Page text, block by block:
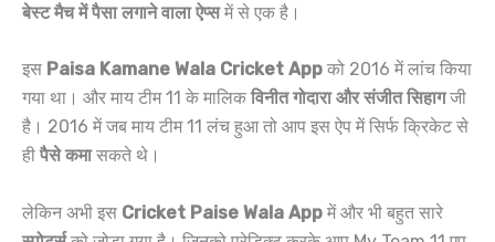
बेस्ट मैच में पैसा लगाने वाला ऐप्समें से एक है।
इस Paisa Kamane Wala Cricket App को 2016 में लांच किया
गया था। और माय टीम 11 के मालिक विनीत गोदारा और संजीत सिहागजी
है। 2016 में जब माय टीम 11 लंच हुआ तो आप इस ऐप में सिर्फ क्रिकेट से
ही पैसे कमासकते थे।
लेकिन अभी इस Cricket Paise Wala App में और भी बहुत सारे